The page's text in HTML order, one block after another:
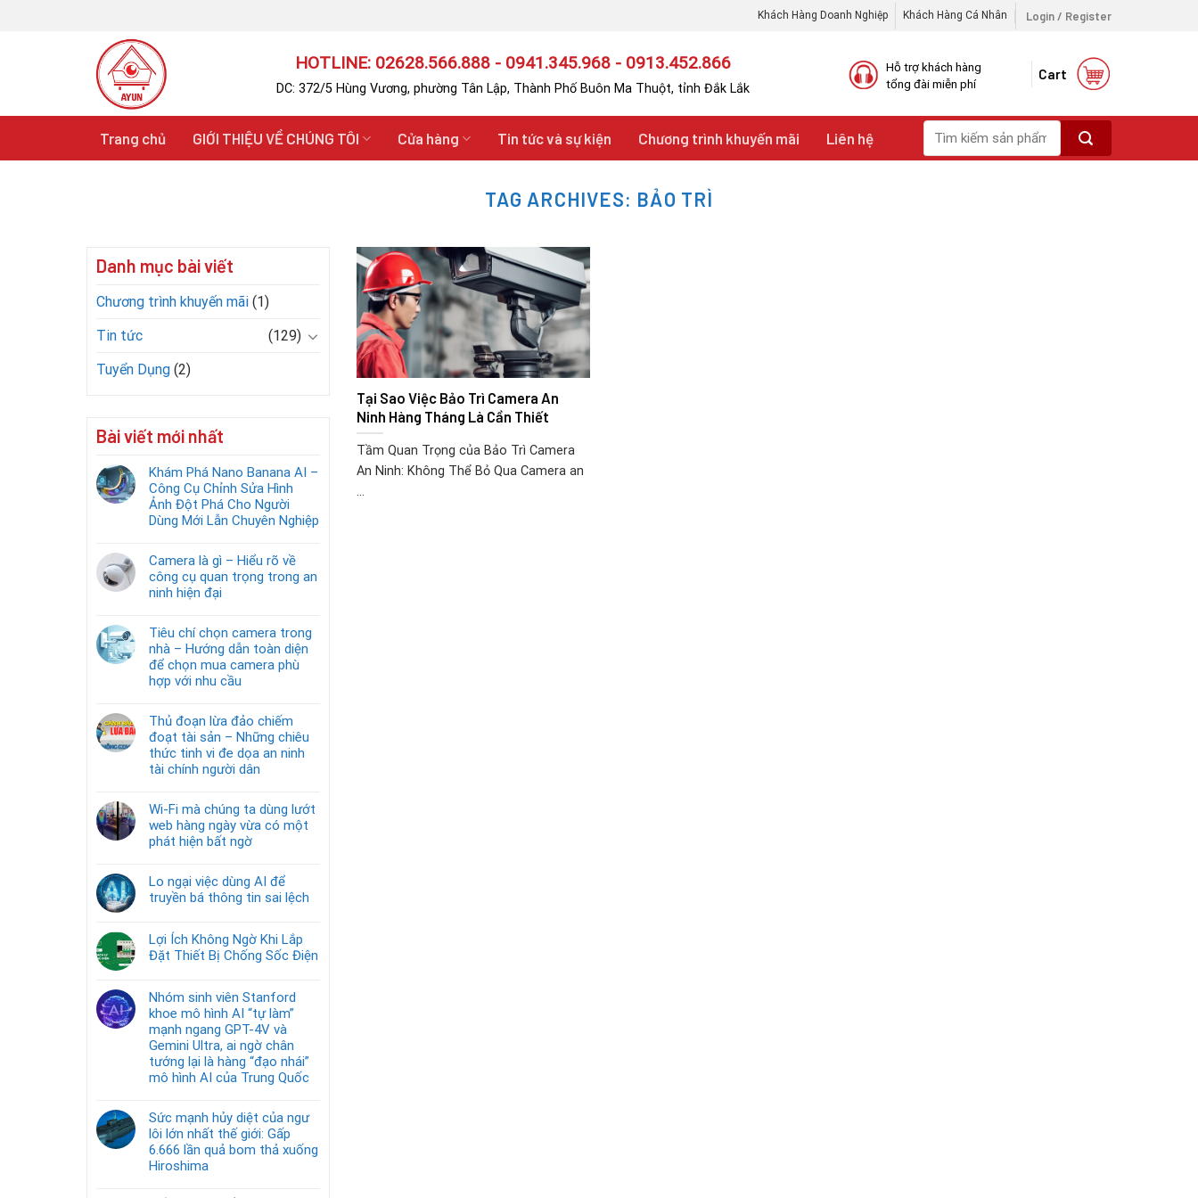
Khách Hàng Doanh Nghiệp Khách Hàng Cá Nhân Login / Register
HOTLINE: 02628.566.888 - 0941.345.968 - 0913.452.866
DC: 372/5 Hùng Vương, phường Tân Lập, Thành Phố Buôn Ma Thuột, tỉnh Đắk Lắk
Hỗ trợ khách hàng
tổng đài miễn phí
Cart
Trang chủ GIỚI THIỆU VỀ CHÚNG TÔI Cửa hàng Tin tức và sự kiện Chương trình khuyến mãi Liên hệ
for:
TAG ARCHIVES: BẢO TRÌ
Danh mục bài viết
Chương trình khuyến mãi (1)
Tin tức
(129)
Tuyển Dụng (2)
Bài viết mới nhất
Khám Phá Nano Banana AI –
Công Cụ Chỉnh Sửa Hình
Ảnh Đột Phá Cho Người
Dùng Mới Lẫn Chuyên Nghiệp
Camera là gì – Hiểu rõ về
công cụ quan trọng trong an
ninh hiện đại
Tiêu chí chọn camera trong
nhà – Hướng dẫn toàn diện
để chọn mua camera phù
hợp với nhu cầu
Thủ đoạn lừa đảo chiếm
đoạt tài sản – Những chiêu
thức tinh vi đe dọa an ninh
tài chính người dân
Wi-Fi mà chúng ta dùng lướt
web hàng ngày vừa có một
phát hiện bất ngờ
Lo ngại việc dùng AI để
truyền bá thông tin sai lệch
Lợi Ích Không Ngờ Khi Lắp
Đặt Thiết Bị Chống Sốc Điện
Nhóm sinh viên Stanford
khoe mô hình AI “tự làm”
mạnh ngang GPT-4V và
Gemini Ultra, ai ngờ chân
tướng lại là hàng “đạo nhái”
mô hình AI của Trung Quốc
Sức mạnh hủy diệt của ngư
lôi lớn nhất thế giới: Gấp
6.666 lần quả bom thả xuống
Hiroshima
Tại Sao Việc Bảo Trì Camera An
Ninh Hàng Tháng Là Cần Thiết
Tầm Quan Trọng của Bảo Trì Camera
An Ninh: Không Thể Bỏ Qua Camera an
...